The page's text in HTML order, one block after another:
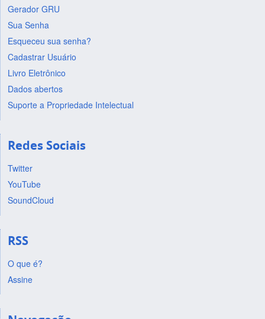
Gerador GRU
Sua Senha
Esqueceu sua senha?
Cadastrar Usuário
Livro Eletrônico
Dados abertos
Suporte a Propriedade Intelectual
Redes Sociais
Twitter
YouTube
SoundCloud
RSS
O que é?
Assine